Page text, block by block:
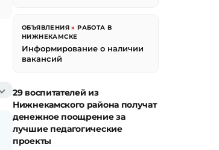
ОБЪЯВЛЕНИЯ »РАБОТА В
НИЖНЕКАМСКЕ
Информирование о наличии
вакансий
29 воспитателей из
Нижнекамского района получат
денежное поощрение за
лучшие педагогические
проекты